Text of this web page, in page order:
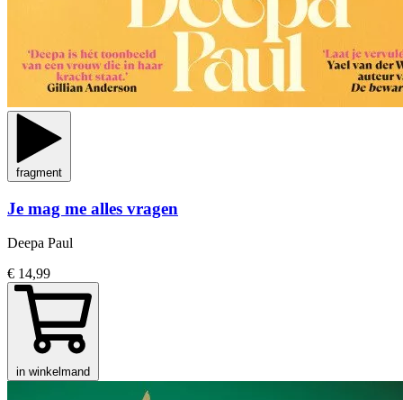
fragment
Je mag me alles vragen
Deepa Paul
€ 14,99
in winkelmand